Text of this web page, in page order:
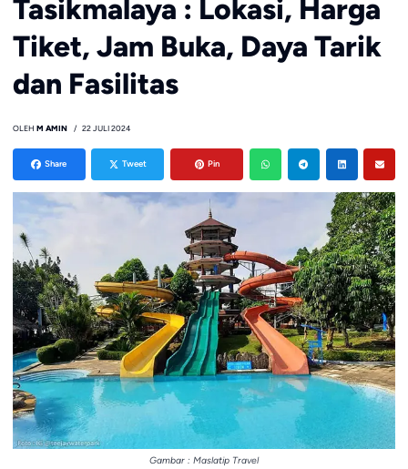
Tasikmalaya : Lokasi, Harga
Tiket, Jam Buka, Daya Tarik
dan Fasilitas
OLEH M AMIN 22 JULI 2024
Share Tweet Pin
Gambar : Maslatip Travel